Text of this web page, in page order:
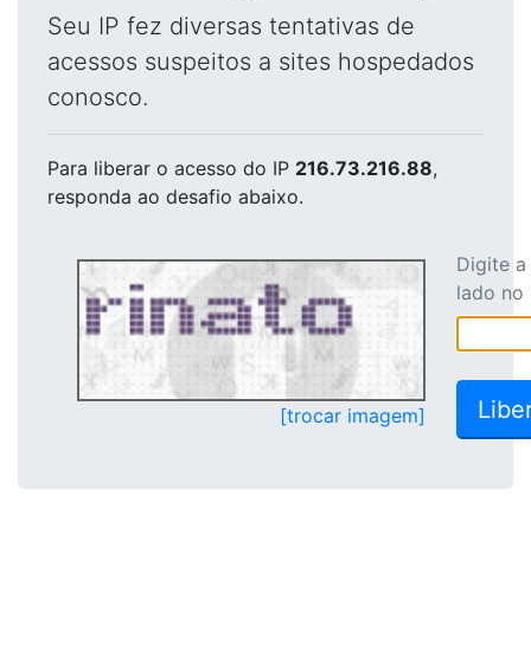
Seu IP fez diversas tentativas de
acessos suspeitos a sites hospedados
conosco.
Para liberar o acesso do IP 216.73.216.88,
responda ao desafio abaixo.
[trocar imagem]
Digite
lado no